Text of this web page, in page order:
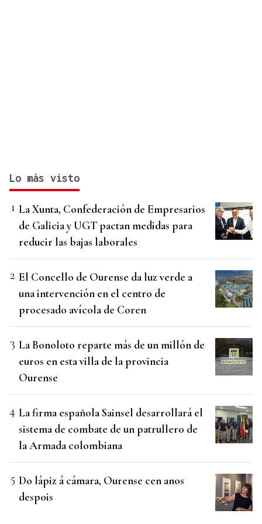
Lo más visto
La Xunta, Confederación de Empresarios
de Galicia y UGT pactan medidas para
reducir las bajas laborales
El Concello de Ourense da luz verde a
una intervención en el centro de
procesado avícola de Coren
La Bonoloto reparte más de un millón de
euros en esta villa de la provincia
Ourense
La firma española Sainsel desarrollará el
sistema de combate de un patrullero de
la Armada colombiana
Do lápiz á cámara, Ourense cen anos
despois